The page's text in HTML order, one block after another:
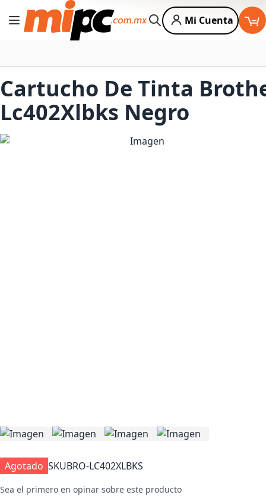
Cambiar Nav
Buscar
Mi Cuenta
Cartucho De Tinta
Lc402Xlbks Negro
Agotado SKUBRO-LC402XLBKS
Sea el primero en opinar sobre este producto